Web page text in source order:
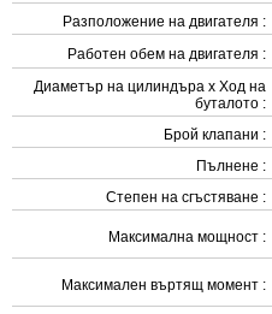
Разположение на двигателя :
Работен обем на двигателя :
Диаметър на цилиндъра x Ход на
буталото :
Брой клапани :
Пълнене :
Степен на сгъстяване :
Максимална мощност :
Максимален въртящ момент :